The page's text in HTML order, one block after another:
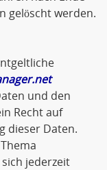
gelöscht werden.
und den
Recht auf
dieser Daten.
jederzeit